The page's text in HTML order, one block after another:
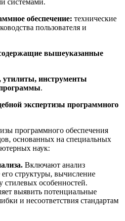
обеспечение: технические
пользователя и
вышеуказанные
инструменты
.
экспертизы программного
программного обеспечения
основанных на специальных
наук:
Включают анализ
структуры, вычисление
особенностей.
выявить потенциальные
и несоответствия стандартам